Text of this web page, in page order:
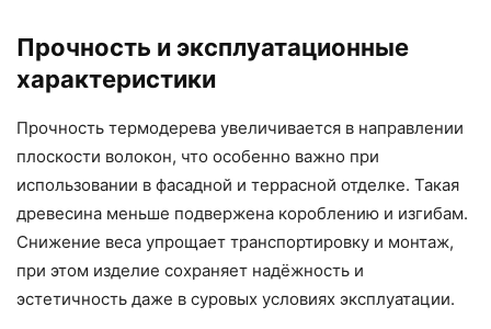
Прочность и эксплуатационные
характеристики
Прочность термодерева увеличивается в направлении
плоскости волокон, что особенно важно при
использовании в фасадной и террасной отделке. Такая
древесина меньше подвержена короблению и изгибам.
Снижение веса упрощает транспортировку и монтаж,
при этом изделие сохраняет надёжность и
эстетичность даже в суровых условиях эксплуатации.